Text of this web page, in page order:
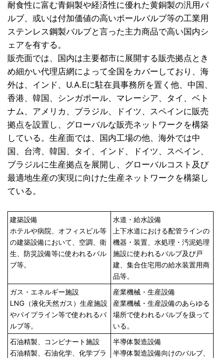
耐食性に富む青銅製や経済性に優れた黄銅製の汎用バ
ルブ、或いは付加価値の高いボールバルブ等の工業用
ステンレス鋼製バルブと言った主力商品で高い国内シ
ェアを有する。
販売面では、国内は主要都市に展開する販売拠点とき
め細かい代理店網によって全国をカバーしており、海
外は、インド、U.A.Eに駐在員事務所を置く他、中国、
香港、韓国、シンガポール、マレーシア、タイ、ベト
ナム、アメリカ、ブラジル、ドイツ、スペインに販売
拠点を設置し、グローバルな販売ネットワークを構築
している。生産面では、国内工場の他、海外では中
国、台湾、韓国、タイ、インド、ドイツ、スペイン、
ブラジルに生産拠点を展開し、グローバルコスト及び
最適地生産の実現に向けた生産ネットワークを構築し
ている。
建築設備
ホテルや病院、オフィスビル等
の建築設備において、空調、衛
生、防災設備等に使われるバル
ブ等。
水道・給水設備
上下水道における配管ラインの
機器・装置、水処理・汚泥処理
施設に使われるバルブ及び戸
建、集合住宅用の給水装置用商
品等。
ガス・エネルギー施設
LNG（液化天然ガス）生産施設
やパイプライン等で使われるバ
ルブ等。
産業機械・生産設備
産業機械・生産設備のあらゆる
場所で使われるバルブを扱って
いる。
石油精製、コンビナート施設
石油精製、石油化学、化学プラ
半導体製造設備
半導体製造設備向けのバルブ、